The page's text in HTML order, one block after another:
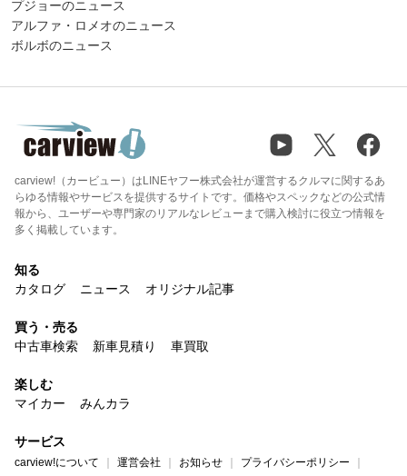
プジョーのニュース
アルファ・ロメオのニュース
ボルボのニュース
carview!（カービュー）はLINEヤフー株式会社が運営するクルマに関するあ
らゆる情報やサービスを提供するサイトです。価格やスペックなどの公式情
報から、ユーザーや専門家のリアルなレビューまで購入検討に役立つ情報を
多く掲載しています。
知る
カタログ
ニュース オリジナル記事
買う・売る
中古車検索
新車見積り 車買取
楽しむ
マイカー
みんカラ
サービス
carview!について 運営会社 お知らせ プライバシーポリシー